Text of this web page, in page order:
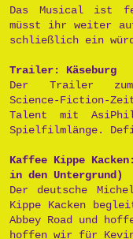
Das Musical ist
müsst ihr weiter
schließlich ein
Trailer: Käseburg
Der Trailer zum
Science-Fiction-
Talent mit
Spielfilmlänge.
Kaffee Kippe
in den Untergrund)
Der deutsche
Kippe Kacken
Abbey Road und
hoffen wir für